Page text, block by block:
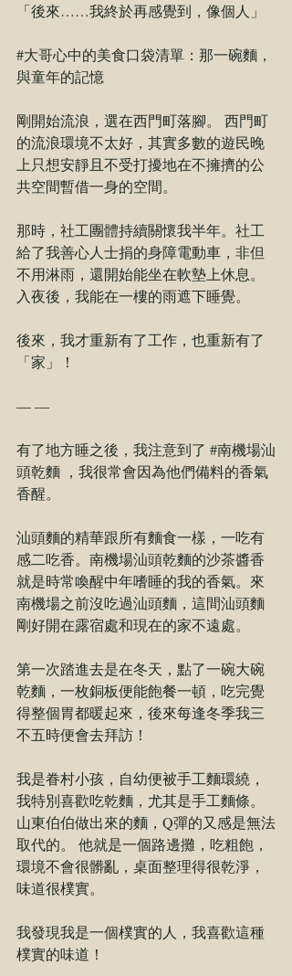
「後來……我終於再感覺到，像個⼈」
#大哥心中的美食口袋清單 ：那一碗麵，
與童年的記憶
剛開始流浪，選在西⾨町落腳。 西⾨町
的流浪環境不太好，其實多數的遊民晚
上只想安靜且不受打擾地在不擁擠的公
共空間暫借⼀身的空間。
那時，社⼯團體持續關懷我半年。社⼯
給了我善⼼⼈⼠捐的身障電動⾞，非但
不⽤淋⾬，還開始能坐在軟墊上休息。
入夜後，我能在⼀樓的⾬遮下睡覺。
後來，我才重新有了⼯作，也重新有了
「家」！
— —
有了地⽅睡之後，我注意到了 #南機場汕
頭乾麵 ，我很常會因為他們備料的⾹氣
⾹醒。
汕頭麵的精華跟所有麵食⼀樣，⼀吃有
感⼆吃⾹。南機場汕頭乾麵的沙茶醬⾹
就是時常喚醒中年嗜睡的我的⾹氣。來
南機場之前沒吃過汕頭麵，這間汕頭麵
剛好開在露宿處和現在的家不遠處。
第⼀次踏進去是在冬天，點了⼀碗⼤碗
乾麵，⼀枚銅板便能飽餐⼀頓，吃完覺
得整個胃都暖起來，後來每逢冬季我三
不五時便會去拜訪！
我是眷村⼩孩，⾃幼便被⼿⼯麵環繞，
我特別喜歡吃乾麵，尤其是⼿⼯麵條。
山東伯伯做出來的麵，Q彈的⼜感是無法
取代的。 他就是⼀個路邊攤，吃粗飽，
環境不會很髒亂，桌⾯整理得很乾淨，
味道很樸實。
我發現我是⼀個樸實的⼈，我喜歡這種
樸實的味道！